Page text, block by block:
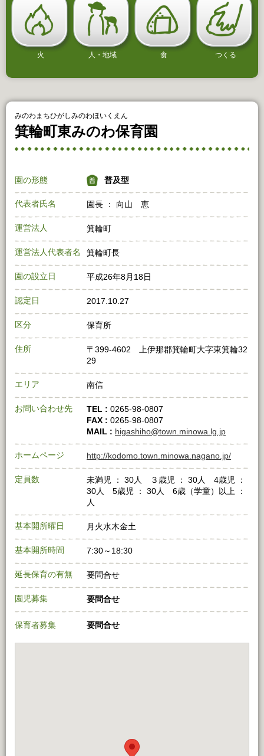
火 人・地域 食 つくる
みのわまちひがしみのわほいくえん
箕輪町東みのわ保育園
園の形態 普及型
代表者氏名 園長 ： 向山 恵
運営法人 箕輪町
運営法人代表者名 箕輪町長
園の設立日 平成26年8月18日
認定日 2017.10.27
区分 保育所
住所
〒399-4602 上伊那郡箕輪町大字東箕輪32
29
エリア 南信
お問い合わせ先 TEL : 0265-98-0807
FAX : 0265-98-0807
MAIL : higashiho@town.minowa.lg.jp
ホームページ http://kodomo.town.minowa.nagano.jp/
定員数
未満児 ： 30人 ３歳児 ： 30人 4歳児 ：
30人 5歳児 ： 30人 6歳（学童）以上 ：
人
基本開所曜日 月火水木金土
基本開所時間 7:30～18:30
延長保育の有無 要問合せ
園児募集 要問合せ
保育者募集 要問合せ